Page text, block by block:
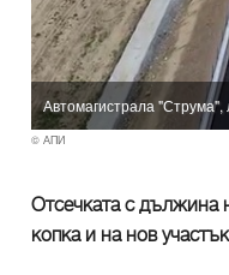
Автомагистрала "Струма",
© АПИ
Отсечката с дължина
копка и на нов